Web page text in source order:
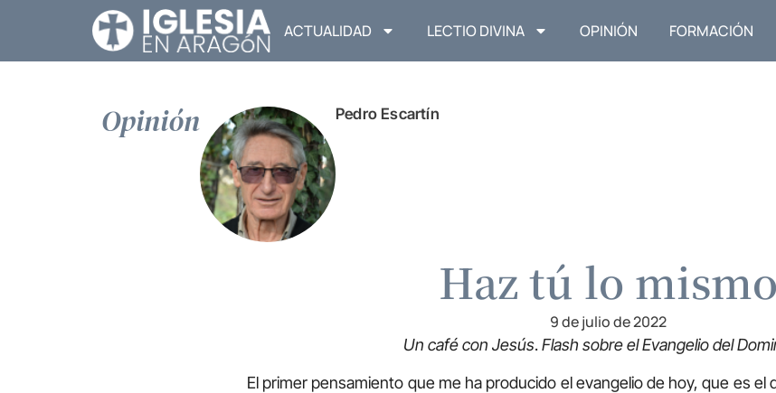
ACTUALIDAD LECTIO DIVINA OPINIÓN FORMACIÓN
Opinión Pedro Escartín
Haz tú lo mismo
9 de julio de 2022
Un café con Jesús.Flash sobre el Evangelio del
El primer pensamiento que me ha producido el evangelio de hoy, que es el